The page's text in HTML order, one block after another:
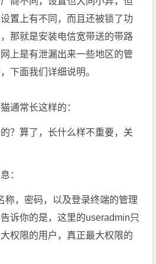
置上有不同，而且还被锁了功
那就是安装电信宽带送的带路
上是有泄漏出来一些地区的管
下面我们详细说明。
通常长这样的：
？算了，长什么样不重要，关
：
称，密码，以及登录终端的管理
诉你的是，这里的useradmin只
权限的用户，真正最大权限的